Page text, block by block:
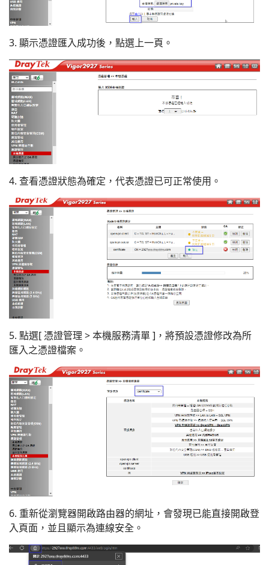
3. 顯示憑證匯入成功後，點選上一頁。
4. 查看憑證狀態為確定，代表憑證已可正常使用。
5. 點選[ 憑證管理 > 本機服務清單 ]，將預設憑證修改為所
匯入之憑證檔案。
6. 重新從瀏覽器開啟路由器的網址，會發現已能直接開啟登
入頁面，並且顯示為連線安全。